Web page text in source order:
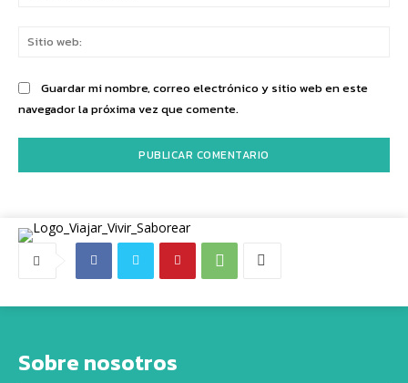
Guardar mi nombre, correo electrónico y sitio web en este
navegador la próxima vez que comente.
Sobre nosotros